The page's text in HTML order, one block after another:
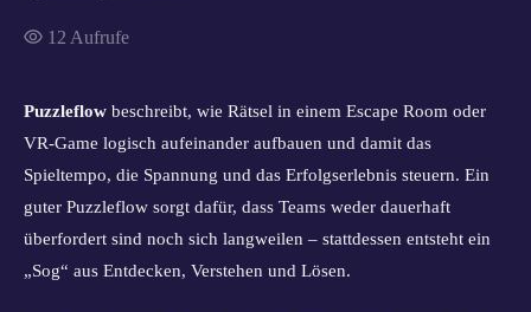
12 Aufrufe
Puzzleflow beschreibt, wie Rätsel in einem Escape Room oder
VR-Game logisch aufeinander aufbauen und damit das
Spieltempo, die Spannung und das Erfolgserlebnis steuern. Ein
guter Puzzleflow sorgt dafür, dass Teams weder dauerhaft
überfordert sind noch sich langweilen – stattdessen entsteht ein
„Sog“ aus Entdecken, Verstehen und Lösen.